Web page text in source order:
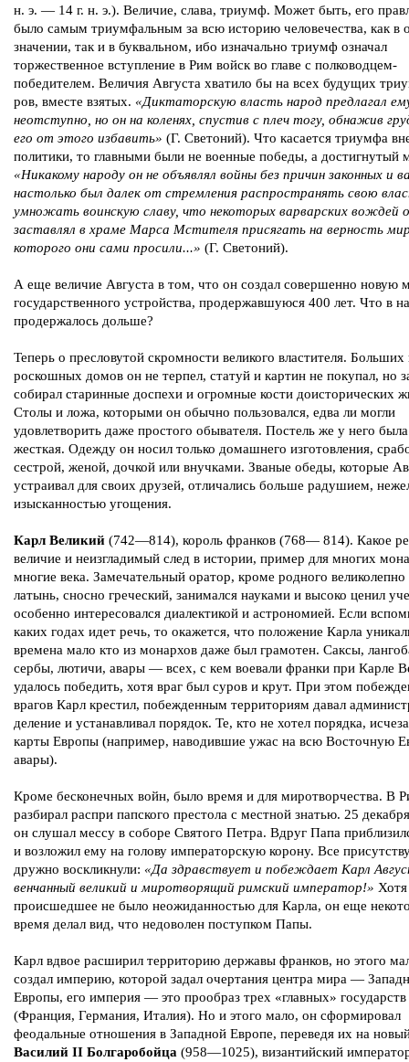
н. э. — 14 г. н. э.). Величие, слава, триумф. Может быть, его
было самым триумфальным за всю историю человечества, как в
значении, так и в буквальном, ибо изначально триумф означал
торжественное вступление в Рим войск во главе с полководцем-
победителем. Величия Августа хватило бы на всех будущих
ров, вместе взятых. «Диктаторскую власть народ предлагал
неотступно, но он на коленях, спустив с плеч тогу, обнажив
его от этого избавить» (Г. Светоний). Что касается триумфа
политики, то главными были не военные победы, а достигнутый
«Никакому народу он не объявлял войны без причин законных и
настолько был далек от стремления распространять свою
умножать воинскую славу, что некоторых варварских вождей
заставлял в храме Марса Мстителя присягать на верность
которого они сами просили...» (Г. Светоний).
А еще величие Августа в том, что он создал совершенно новую
государственного устройства, продержавшуюся 400 лет. Что в
продержалось дольше?
Теперь о пресловутой скромности великого властителя. Больших
роскошных домов он не терпел, статуй и картин не покупал, но
собирал старинные доспехи и огромные кости доисторических
Столы и ложа, которыми он обычно пользовался, едва ли могли
удовлетворить даже простого обывателя. Постель же у него
жесткая. Одежду он носил только домашнего изготовления,
сестрой, женой, дочкой или внучками. Званые обеды, которые
устраивал для своих друзей, отличались больше радушием,
изысканностью угощения.
Карл Великий (742—814), король франков (768— 814). Какое
величие и неизгладимый след в истории, пример для многих
многие века. Замечательный оратор, кроме родного великолепно
латынь, сносно греческий, занимался науками и высоко ценил
особенно интересовался диалектикой и астрономией. Если
каких годах идет речь, то окажется, что положение Карла
времена мало кто из монархов даже был грамотен. Саксы,
сербы, лютичи, авары — всех, с кем воевали франки при Карле
удалось победить, хотя враг был суров и крут. При этом
врагов Карл крестил, побежденным территориям давал
деление и устанавливал порядок. Те, кто не хотел порядка,
карты Европы (например, наводившие ужас на всю Восточную
авары).
Кроме бесконечных войн, было время и для миротворчества. В
разбирал распри папского престола с местной знатью. 25
он слушал мессу в соборе Святого Петра. Вдруг Папа
и возложил ему на голову императорскую корону. Все
дружно воскликнули: «Да здравствует и побеждает Карл
венчанный великий и миротворящий римский император!» Хотя
происшедшее не было неожиданностью для Карла, он еще
время делал вид, что недоволен поступком Папы.
Карл вдвое расширил территорию державы франков, но этого
создал империю, которой задал очертания центра мира —
Европы, его империя — это прообраз трех «главных»
(Франция, Германия, Италия). Но и этого мало, он сформировал
феодальные отношения в Западной Европе, переведя их на
Василий II Болгаробойца (958—1025), византийский